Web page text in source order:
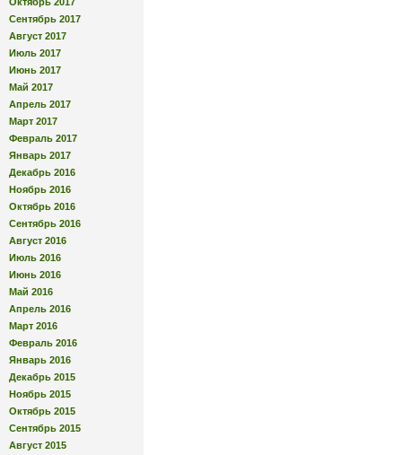
Сентябрь 2017
Август 2017
Июль 2017
Июнь 2017
Май 2017
Апрель 2017
Март 2017
Февраль 2017
Январь 2017
Декабрь 2016
Ноябрь 2016
Октябрь 2016
Сентябрь 2016
Август 2016
Июль 2016
Июнь 2016
Май 2016
Апрель 2016
Март 2016
Февраль 2016
Январь 2016
Декабрь 2015
Ноябрь 2015
Октябрь 2015
Сентябрь 2015
Август 2015